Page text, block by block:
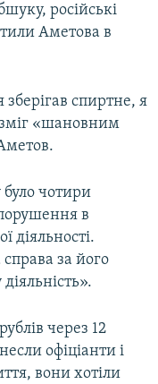
російські
Аметова в
спиртне, я
зміг «шановним
чотири
в
діяльності.
за його
через 12
офіціанти і
вони хотіли